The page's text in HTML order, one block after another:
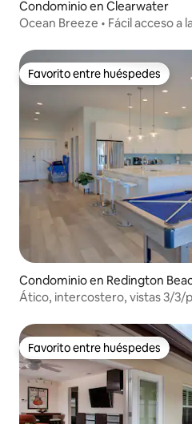
Condominio en Clearwater
Ocean Breeze • Fácil acceso a
Favorito entre huéspedes
Favorito entre huéspedes
Condominio en Redington
Ático, intercostero, vistas 3/3/
Favorito entre huéspedes
Favorito entre huéspedes